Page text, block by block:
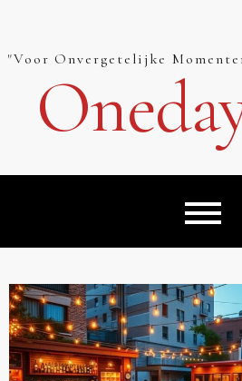
content
"Voor Onvergetelijke